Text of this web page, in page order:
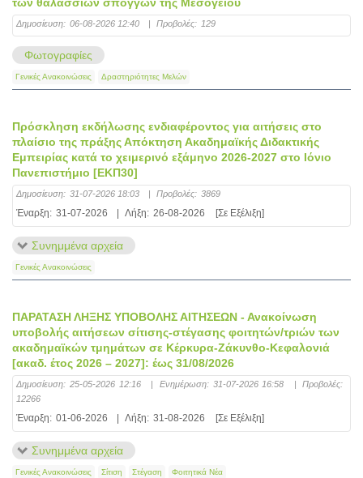
των θαλάσσιων σπόγγων της Μεσογείου
Δημοσίευση: 06-08-2026 12:40 Προβολές: 129
Φωτογραφίες
Γενικές Ανακοινώσεις Δραστηριότητες Μελών
Πρόσκληση εκδήλωσης ενδιαφέροντος για αιτήσεις στο
πλαίσιο της πράξης Απόκτηση Ακαδημαϊκής Διδακτικής
Εμπειρίας κατά το χειμερινό εξάμηνο 2026-2027 στο Ιόνιο
Πανεπιστήμιο [ΕΚΠ30]
Δημοσίευση: 31-07-2026 18:03 Προβολές: 3869
Έναρξη: 31-07-2026 Λήξη: 26-08-2026 [Σε Εξέλιξη]
Συνημμένα αρχεία
Γενικές Ανακοινώσεις
ΠΑΡΑΤΑΣΗ ΛΗΞΗΣ ΥΠΟΒΟΛΗΣ ΑΙΤΗΣΕΩΝ - Ανακοίνωση
υποβολής αιτήσεων σίτισης-στέγασης φοιτητών/τριών των
ακαδημαϊκών τμημάτων σε Κέρκυρα-Ζάκυνθο-Κεφαλονιά
[ακαδ. έτος 2026 – 2027]: έως 31/08/2026
Δημοσίευση: 25-05-2026 12:16 Ενημέρωση: 31-07-2026 16:58
Προβολές:
12266
Έναρξη: 01-06-2026 Λήξη: 31-08-2026 [Σε Εξέλιξη]
Συνημμένα αρχεία
Γενικές Ανακοινώσεις Σίτιση Στέγαση Φοιτητικά Νέα